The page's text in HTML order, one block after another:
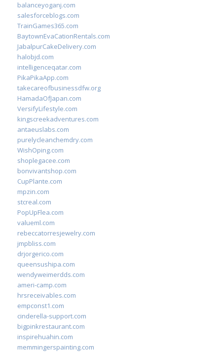
balanceyoganj.com
salesforceblogs.com
TrainGames365.com
BaytownEvaCationRentals.com
JabalpurCakeDelivery.com
halobjd.com
intelligenceqatar.com
PikaPikaApp.com
takecareofbusinessdfw.org
HamadaOfJapan.com
VersifyLifestyle.com
kingscreekadventures.com
antaeuslabs.com
purelycleanchemdry.com
WishOping.com
shoplegacee.com
bonvivantshop.com
CupPlante.com
mpzin.com
stcreal.com
PopUpFlea.com
valueml.com
rebeccatorresjewelry.com
jmpbliss.com
drjorgerico.com
queensushipa.com
wendyweimerdds.com
ameri-camp.com
hrsreceivables.com
empconst1.com
cinderella-support.com
bigpinkrestaurant.com
inspirehuahin.com
memmingerspainting.com